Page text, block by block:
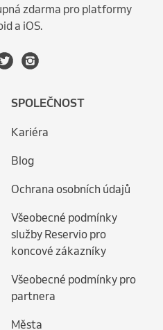
zdarma pro platformy
a iOS.
SPOLEČNOST
Kariéra
Blog
Ochrana osobních údajů
Všeobecné podmínky
služby Reservio pro
koncové zákazníky
Všeobecné podmínky pro
partnera
Města